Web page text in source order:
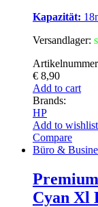
Kapazität:
Versandlager:
€ 8,90
Add to cart
Brands:
HP
Add to wishlist
Compare
Büro &
Cyan Xl